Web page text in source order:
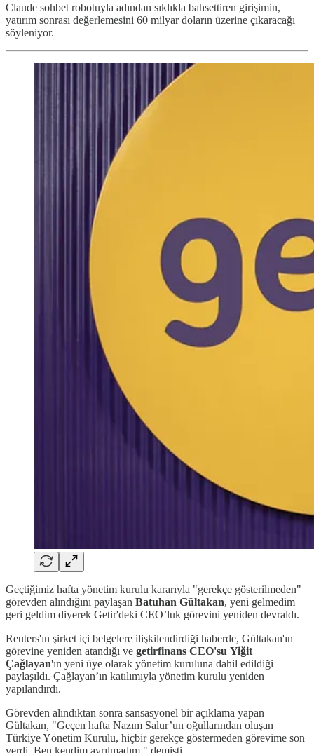
Claude sohbet robotuyla adından sıklıkla bahsettiren girişimin,
yatırım sonrası değerlemesini 60 milyar doların üzerine çıkaracağı
söyleniyor.
Geçtiğimiz hafta yönetim kurulu kararıyla "gerekçe gösterilmeden"
görevden alındığını paylaşan Batuhan Gültakan, yeni gelmedim
geri geldim diyerek Getir'deki CEO’luk görevini yeniden devraldı.
Reuters'ın şirket içi belgelere ilişkilendirdiği haberde, Gültakan'ın
görevine yeniden atandığı ve getirfinans CEO'su Yiğit
Çağlayan'ın yeni üye olarak yönetim kuruluna dahil edildiği
paylaşıldı. Çağlayan’ın katılımıyla yönetim kurulu yeniden
yapılandırdı.
Görevden alındıktan sonra sansasyonel bir açıklama yapan
Gültakan, "Geçen hafta Nazım Salur’un oğullarından oluşan
Türkiye Yönetim Kurulu, hiçbir gerekçe göstermeden görevime son
verdi. Ben kendim ayrılmadım " demişti.